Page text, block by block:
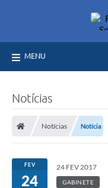
MENU
Notícias
Notícias Notícia
FEV
24
24 FEV 2017
GABINETE